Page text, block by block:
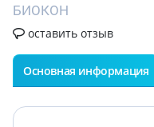
БИОКОН
оставить отзыв
Основная информация